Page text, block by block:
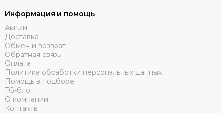
Информация и помощь
Акции
Доставка
Обмен и возврат
Обратная связь
Оплата
Политика обработки персональных данных
Помощь в подборе
TG-блог
О компании
Контакты